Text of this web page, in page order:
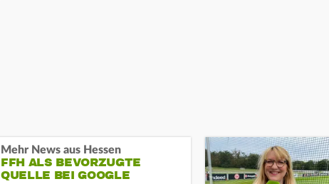
Mehr News aus Hessen
FFH ALS BEVORZUGTE
QUELLE BEI GOOGLE